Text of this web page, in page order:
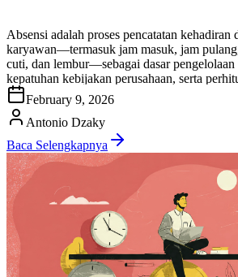
Absensi adalah proses pencatatan kehadiran
karyawan—termasuk jam masuk, jam
cuti, dan lembur—sebagai dasar
kepatuhan kebijakan perusahaan, serta
akurat. Di praktik HR Indonesia, absensi
Data absensi karyawan memengaruhi banyak
penghitungan gaji (terutama untuk pekerja
lembur, potongan ketidakhadiran, penilaian
February 9, 2026
Antonio Dzaky
Baca Selengkapnya